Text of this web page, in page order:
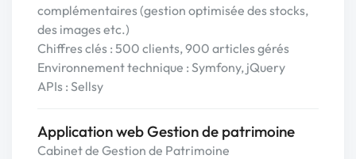
complémentaires (gestion optimisée des stocks,
des images etc.)
Chiffres clés : 500 clients, 900 articles gérés
Environnement technique : Symfony, jQuery
APIs : Sellsy
Application web Gestion de patrimoine
Cabinet de Gestion de Patrimoine